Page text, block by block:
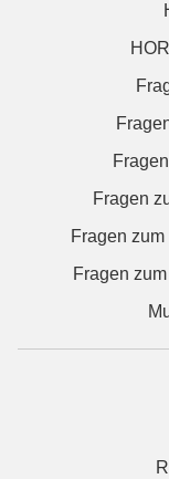
Fragen
Fragen
Fragen